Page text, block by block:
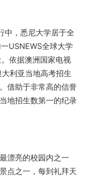
，悉尼大学居于全
USNEWS全球大学
依据澳洲国家电视
利亚当地高考招生
借助于非常高的信誉
地招生数第一的纪录
漂亮的校园内之一
点之一，每到礼拜天